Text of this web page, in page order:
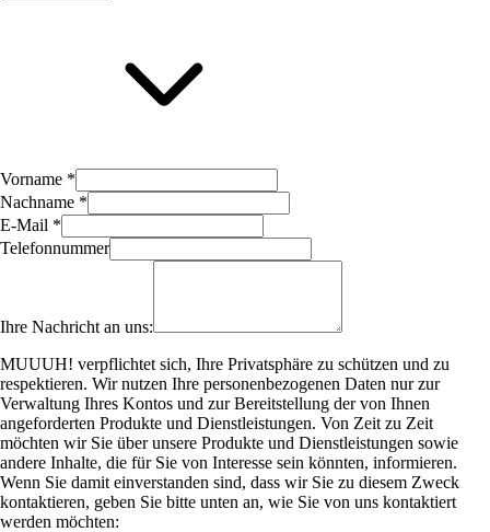
Vorname *
Nachname *
E-Mail *
Telefonnummer
Ihre Nachricht an uns:
MUUUH! verpflichtet sich, Ihre Privatsphäre zu schützen und zu
respektieren. Wir nutzen Ihre personenbezogenen Daten nur zur
Verwaltung Ihres Kontos und zur Bereitstellung der von Ihnen
angeforderten Produkte und Dienstleistungen. Von Zeit zu Zeit
möchten wir Sie über unsere Produkte und Dienstleistungen sowie
andere Inhalte, die für Sie von Interesse sein könnten, informieren.
Wenn Sie damit einverstanden sind, dass wir Sie zu diesem Zweck
kontaktieren, geben Sie bitte unten an, wie Sie von uns kontaktiert
werden möchten: